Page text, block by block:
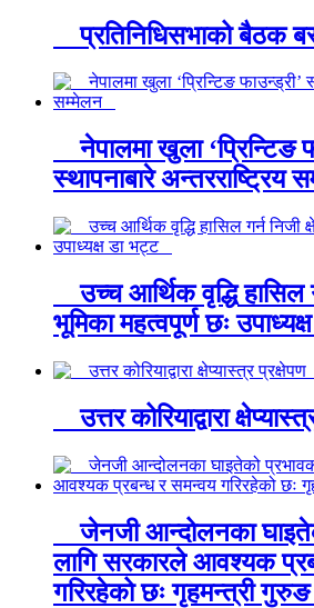
प्रतिनिधिसभाको बैठक
नेपालमा खुला ‘प्रिन्टिङ
स्थापनाबारे अन्तरराष्ट्रिय
उच्च आर्थिक वृद्धि हासिल
भूमिका महत्वपूर्ण छः
उत्तर कोरियाद्वारा
जेनजी आन्दोलनका
लागि सरकारले आवश्यक
गरिरहेको छः गृहमन्त्री गुरुङ